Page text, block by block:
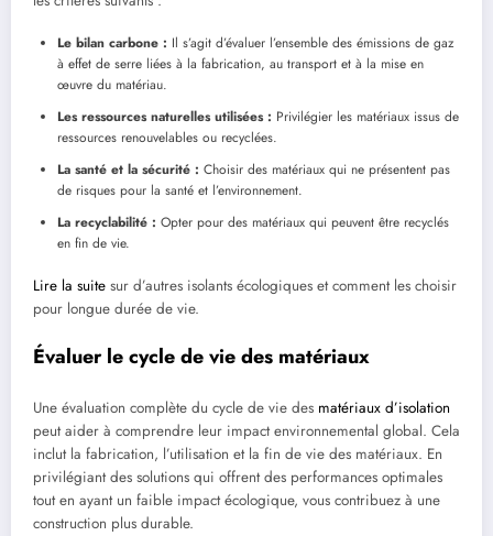
Le bilan carbone : Il s’agit d’évaluer l’ensemble des émissions de gaz
à effet de serre liées à la fabrication, au transport et à la mise en
œuvre du matériau.
Les ressources naturelles utilisées : Privilégier les matériaux issus de
ressources renouvelables ou recyclées.
La santé et la sécurité : Choisir des matériaux qui ne présentent pas
de risques pour la santé et l’environnement.
La recyclabilité : Opter pour des matériaux qui peuvent être recyclés
en fin de vie.
Lire la suite sur d’autres isolants écologiques et comment les choisir
pour longue durée de vie.
Évaluer le cycle de vie des matériaux
Une évaluation complète du cycle de vie des matériaux d’isolation
peut aider à comprendre leur impact environnemental global. Cela
inclut la fabrication, l’utilisation et la fin de vie des matériaux. En
privilégiant des solutions qui offrent des performances optimales
tout en ayant un faible impact écologique, vous contribuez à une
construction plus durable.